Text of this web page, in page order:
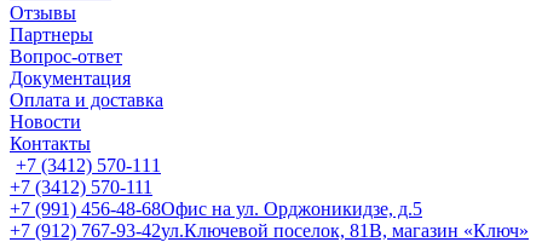
Отзывы
Партнеры
Вопрос-ответ
Документация
Оплата и доставка
Новости
Контакты
+7 (3412) 570-111
+7 (3412) 570-111
+7 (991) 456-48-68Офис на ул. Орджоникидзе, д.5
+7 (912) 767-93-42ул.Ключевой поселок, 81В, магазин «Ключ»